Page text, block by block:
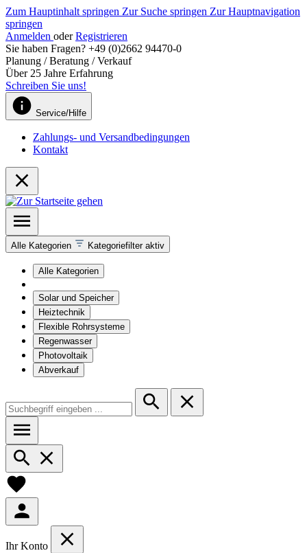
Zum Hauptinhalt springen Zur Suche springen Zur Hauptnavigation
springen
Anmelden oder Registrieren
Sie haben Fragen? +49 (0)2662 94470-0
Planung / Beratung / Verkauf
Über 25 Jahre Erfahrung
Schreiben Sie uns!
Service/Hilfe
Zahlungs- und Versandbedingungen
Kontakt
Alle Kategorien Kategoriefilter aktiv
Alle Kategorien
Solar und Speicher
Heiztechnik
Flexible Rohrsysteme
Regenwasser
Photovoltaik
Abverkauf
Ihr Konto